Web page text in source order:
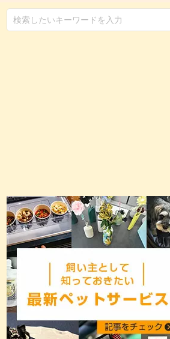
犬のケア・お手入れ
猫のケア・お手入れ